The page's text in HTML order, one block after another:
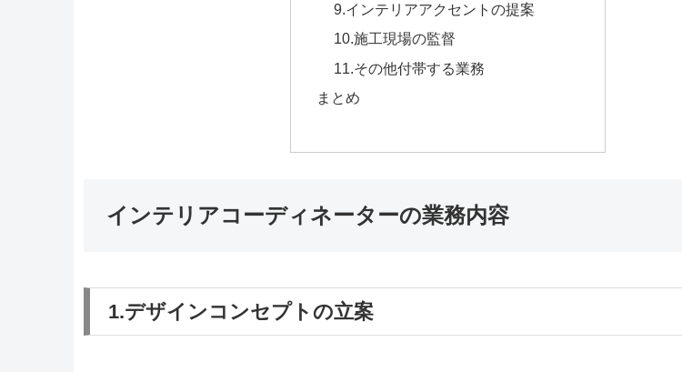
9.インテリアアクセントの提案
10.施工現場の監督
11.その他付帯する業務
まとめ
インテリアコーディネーターの業務内容
1.デザインコンセプトの立案